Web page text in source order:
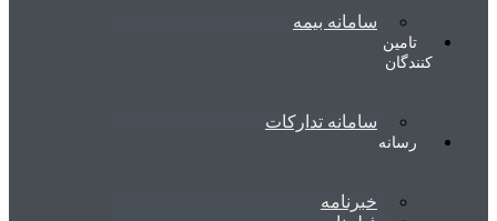
سامانه بیمه
تامین
کنندگان
سامانه تدارکات
رسانه
خبرنامه